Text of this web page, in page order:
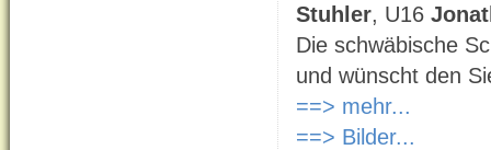
Stuhler, U16
Die schwäbische
und wünscht den
==> mehr...
==> Bilder...